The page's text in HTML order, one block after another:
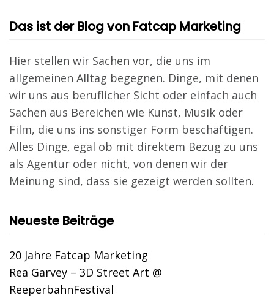
Das ist der Blog von Fatcap Marketing
Hier stellen wir Sachen vor, die uns im
allgemeinen Alltag begegnen. Dinge, mit denen
wir uns aus beruflicher Sicht oder einfach auch
Sachen aus Bereichen wie Kunst, Musik oder
Film, die uns ins sonstiger Form beschäftigen.
Alles Dinge, egal ob mit direktem Bezug zu uns
als Agentur oder nicht, von denen wir der
Meinung sind, dass sie gezeigt werden sollten.
Neueste Beiträge
20 Jahre Fatcap Marketing
Rea Garvey – 3D Street Art @
ReeperbahnFestival